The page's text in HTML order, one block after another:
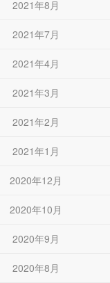
2021年8月
2021年7月
2021年4月
2021年3月
2021年2月
2021年1月
2020年12月
2020年10月
2020年9月
2020年8月